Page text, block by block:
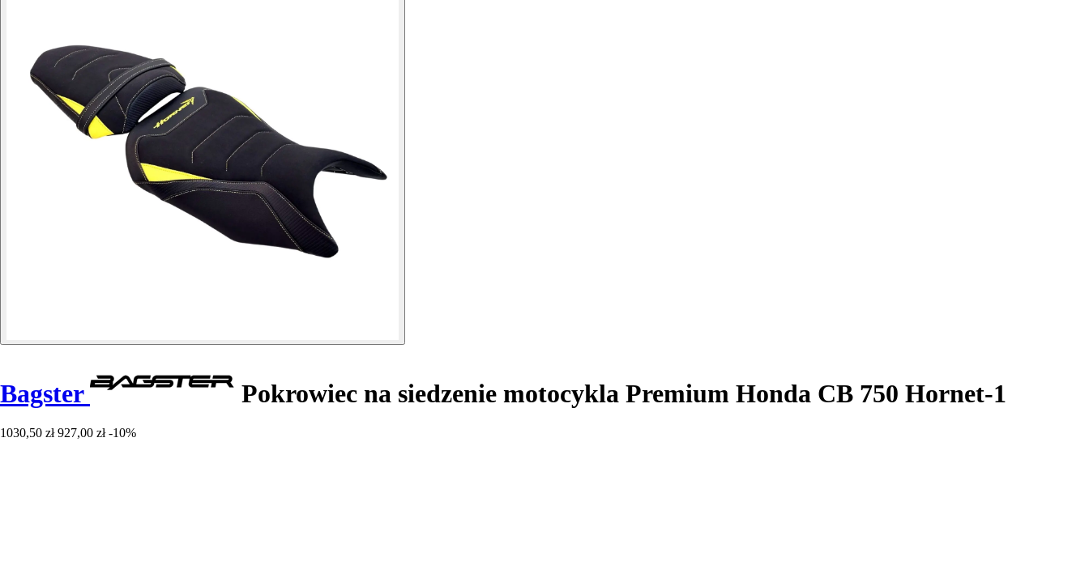
Bagster Pokrowiec na siedzenie motocykla Premium Honda CB 750 Hornet-1
1030,50 zł 927,00 zł -10%